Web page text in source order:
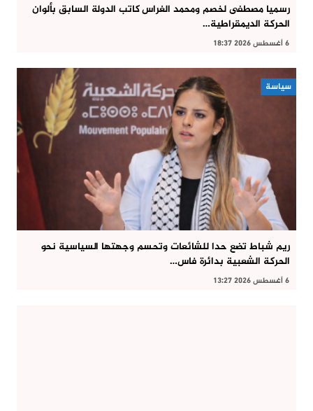
رسميا مصطفى لخصم ومحمد الغراس كاتب الدولة السابق بألوان
الحركة الديمقراطية…
6 أغسطس 2026 18:37
سياسة
ريم شباط تضع حدا للشائعات وتحسم وجهتها السياسية نحو
الحركة الشعبية بدائرة فاس…
6 أغسطس 2026 13:27